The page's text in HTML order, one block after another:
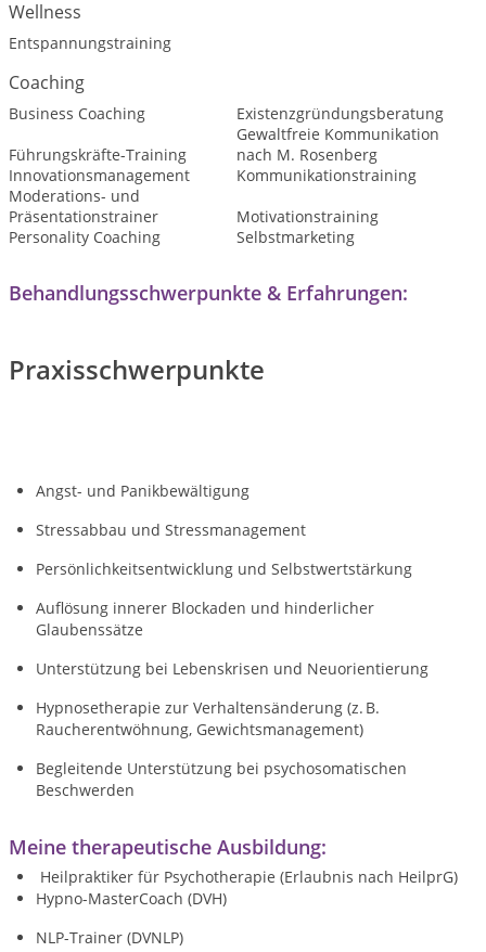
Wellness
Entspannungstraining
Coaching
Business Coaching
Existenzgründungsberatung
Führungskräfte-Training
Gewaltfreie Kommunikation
nach M. Rosenberg
Innovationsmanagement
Kommunikationstraining
Moderations- und
Präsentationstrainer
Motivationstraining
Personality Coaching
Selbstmarketing
Behandlungsschwerpunkte & Erfahrungen:
Praxisschwerpunkte
Angst- und Panikbewältigung
Stressabbau und Stressmanagement
Persönlichkeitsentwicklung und Selbstwertstärkung
Auflösung innerer Blockaden und hinderlicher
Glaubenssätze
Unterstützung bei Lebenskrisen und Neuorientierung
Hypnosetherapie zur Verhaltensänderung (z. B.
Raucherentwöhnung, Gewichtsmanagement)
Begleitende Unterstützung bei psychosomatischen
Beschwerden
Meine therapeutische Ausbildung:
Heilpraktiker für Psychotherapie (Erlaubnis nach HeilprG)
Hypno-MasterCoach (DVH)
NLP-Trainer (DVNLP)